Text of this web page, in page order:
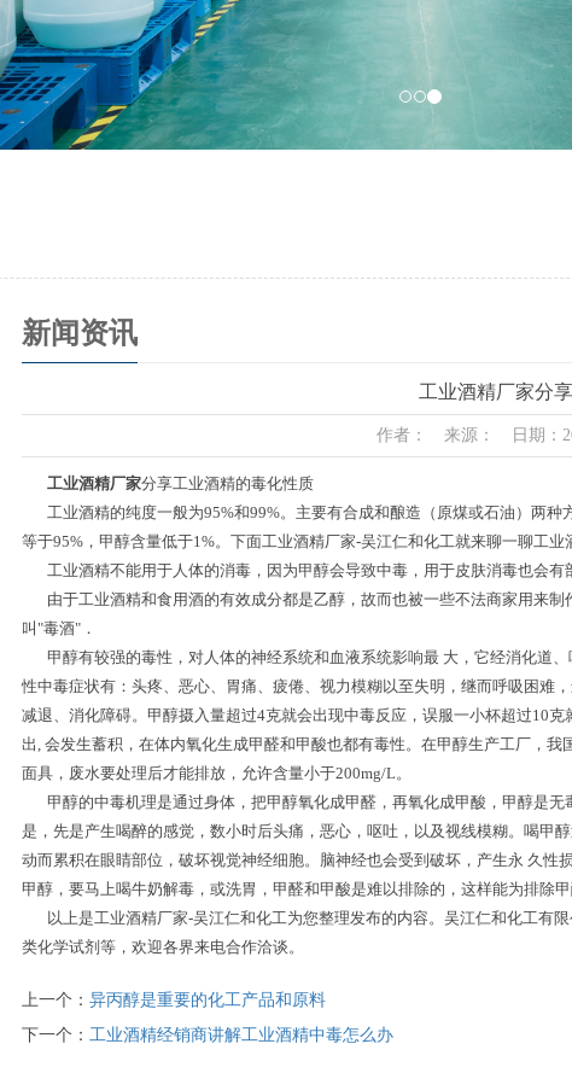
新闻资讯
工业酒精厂家分
作者： 来源： 日期：
工业酒精厂家分享工业酒精的毒化性质
工业酒精的纯度一般为95%和99%。主要有合成和酿造（原煤或石油）两种
等于95%，甲醇含量低于1%。下面工业酒精厂家-吴江仁和化工就来聊一聊工业
工业酒精不能用于人体的消毒，因为甲醇会导致中毒，用于皮肤消毒也会有
由于工业酒精和食用酒的有效成分都是乙醇，故而也被一些不法商家用来
叫"毒酒"．
甲醇有较强的毒性，对人体的神经系统和血液系统影响最 大，它经消化道
性中毒症状有：头疼、恶心、胃痛、疲倦、视力模糊以至失明，继而呼吸困难
减退、消化障碍。甲醇摄入量超过4克就会出现中毒反应，误服一小杯超过10
出, 会发生蓄积，在体内氧化生成甲醛和甲酸也都有毒性。在甲醇生产工厂，
面具，废水要处理后才能排放，允许含量小于200mg/L。
甲醇的中毒机理是通过身体，把甲醇氧化成甲醛，再氧化成甲酸，甲醇是无
是，先是产生喝醉的感觉，数小时后头痛，恶心，呕吐，以及视线模糊。喝甲
动而累积在眼睛部位，破坏视觉神经细胞。脑神经也会受到破坏，产生永 久
甲醇，要马上喝牛奶解毒，或洗胃，甲醛和甲酸是难以排除的，这样能为排除甲
以上是工业酒精厂家-吴江仁和化工为您整理发布的内容。吴江仁和化工有
类化学试剂等，欢迎各界来电合作洽谈。
上一个： 异丙醇是重要的化工产品和原料
下一个： 工业酒精经销商讲解工业酒精中毒怎么办